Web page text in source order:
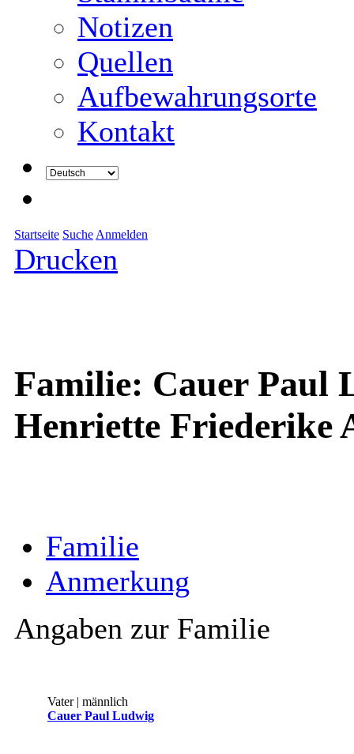
Notizen
Quellen
Aufbewahrungsorte
Kontakt
Startseite Suche Anmelden
Drucken
Familie: Cauer Paul
Henriette Friederike
Familie
Anmerkung
Angaben zur Familie
Vater | männlich
Cauer Paul Ludwig